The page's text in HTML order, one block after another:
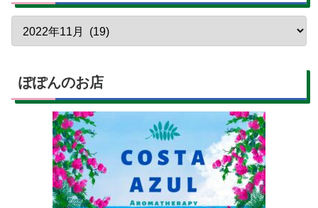
ぽぽんのお店